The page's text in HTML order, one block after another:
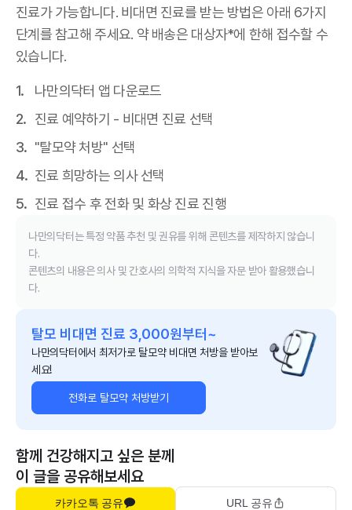
진료가 가능합니다. 비대면 진료를 받는 방법은 아래 6가지
단계를 참고해 주세요. 약 배송은 대상자*에 한해 접수할 수
있습니다.
나만의닥터 앱 다운로드
진료 예약하기 - 비대면 진료 선택
"탈모약 처방" 선택
진료 희망하는 의사 선택
진료 접수 후 전화 및 화상 진료 진행
나만의닥터는 특정 약품 추천 및 권유를 위해 콘텐츠를 제작하지 않습니
다.
콘텐츠의 내용은 의사 및 간호사의 의학적 지식을 자문 받아 활용했습니
다.
탈모 비대면 진료 3,000원부터~
나만의닥터에서 최저가로 탈모약 비대면 처방을 받아보
세요!
전화로 탈모약 처방받기
함께 건강해지고 싶은 분께
이 글을 공유해보세요
카카오톡 공유 URL 공유